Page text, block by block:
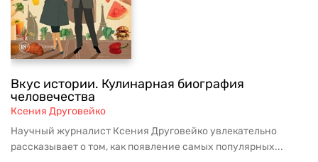
Вкус истории. Кулинарная биография
человечества
Ксения Друговейко
Научный журналист Ксения Друговейко увлекательно
рассказывает о том, как появление самых популярных...